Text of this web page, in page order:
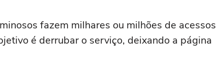
fazem milhares ou milhões de acessos
é derrubar o serviço, deixando a página